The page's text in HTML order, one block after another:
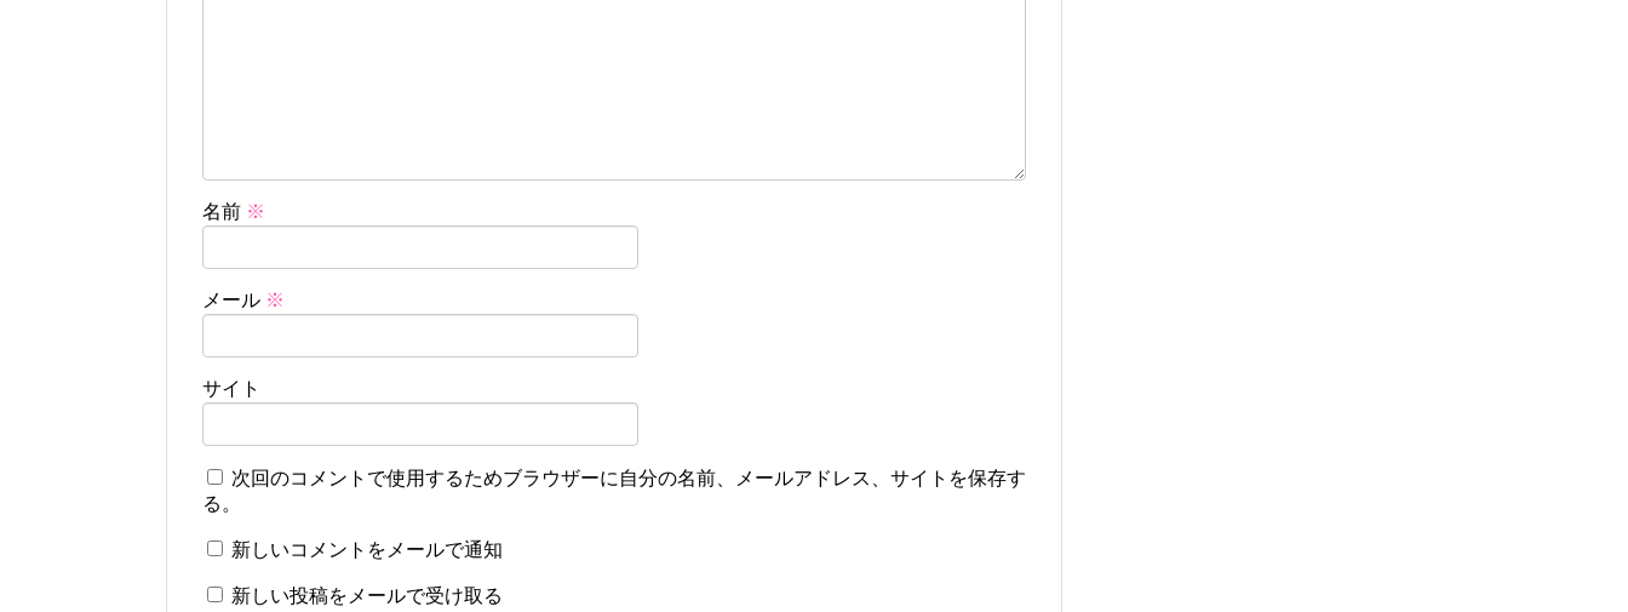
名前 ※
メール ※
サイト
次回のコメントで使用するためブラウザーに自分の名前、メールアドレス、サイトを保存す
る。
新しいコメントをメールで通知
新しい投稿をメールで受け取る